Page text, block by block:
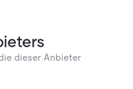
dieser Anbieter